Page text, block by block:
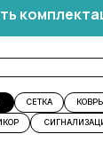
СЕТКА